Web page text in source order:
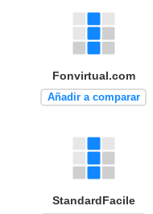
Fonvirtual.com
Añadir a comparar
StandardFacile